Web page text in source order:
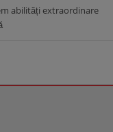
abilități extraordinare